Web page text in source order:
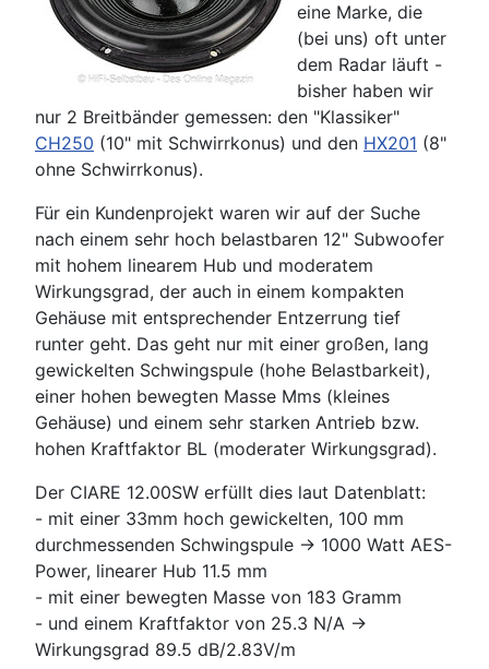
eine Marke, die
(bei uns) oft unter
dem Radar läuft -
bisher haben wir
nur 2 Breitbänder gemessen: den "Klassiker"
CH250 (10" mit Schwirrkonus) und den HX201 (8"
ohne Schwirrkonus).
Für ein Kundenprojekt waren wir auf der Suche
nach einem sehr hoch belastbaren 12" Subwoofer
mit hohem linearem Hub und moderatem
Wirkungsgrad, der auch in einem kompakten
Gehäuse mit entsprechender Entzerrung tief
runter geht. Das geht nur mit einer großen, lang
gewickelten Schwingspule (hohe Belastbarkeit),
einer hohen bewegten Masse Mms (kleines
Gehäuse) und einem sehr starken Antrieb bzw.
hohen Kraftfaktor BL (moderater Wirkungsgrad).
Der CIARE 12.00SW erfüllt dies laut Datenblatt:
- mit einer 33mm hoch gewickelten, 100 mm
durchmessenden Schwingspule -> 1000 Watt AES-
Power, linearer Hub 11.5 mm
- mit einer bewegten Masse von 183 Gramm
- und einem Kraftfaktor von 25.3 N/A ->
Wirkungsgrad 89.5 dB/2.83V/m